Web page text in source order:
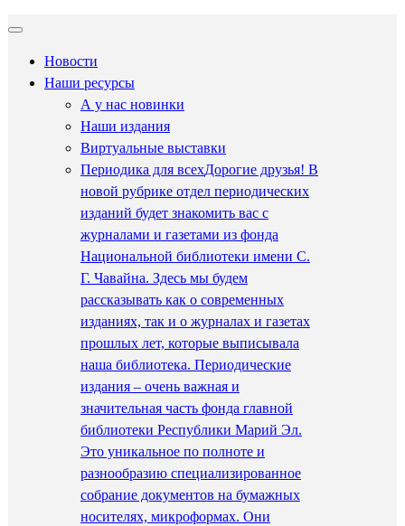
Новости
Наши ресурсы
А у нас новинки
Наши издания
Виртуальные выставки
Периодика для всехДорогие друзья! В
новой рубрике отдел периодических
изданий будет знакомить вас с
журналами и газетами из фонда
Национальной библиотеки имени С.
Г. Чавайна. Здесь мы будем
рассказывать как о современных
изданиях, так и о журналах и газетах
прошлых лет, которые выписывала
наша библиотека. Периодические
издания – очень важная и
значительная часть фонда главной
библиотеки Республики Марий Эл.
Это уникальное по полноте и
разнообразию специализированное
собрание документов на бумажных
носителях, микроформах. Они